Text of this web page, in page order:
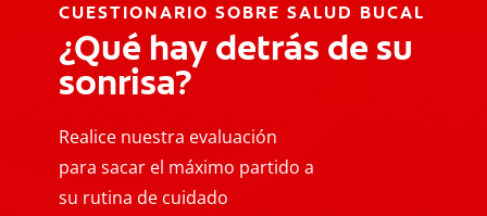
CUESTIONARIO SOBRE SALUD BUCAL
¿Qué hay detrás de su
sonrisa?
Realice nuestra evaluación
para sacar el máximo partido a
su rutina de cuidado